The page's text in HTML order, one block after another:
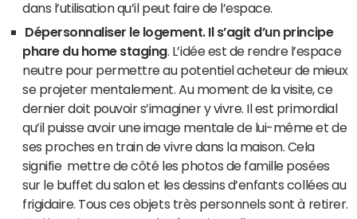
dans l’utilisation qu’il peut faire de l’espace.
Dépersonnaliser le logement. Il s’agit d’un principe
phare du home staging. L’idée est de rendre l’espace
neutre pour permettre au potentiel acheteur de mieux
se projeter mentalement. Au moment de la visite, ce
dernier doit pouvoir s’imaginer y vivre. Il est primordial
qu’il puisse avoir une image mentale de lui-même et de
ses proches en train de vivre dans la maison. Cela
signifie mettre de côté les photos de famille posées
sur le buffet du salon et les dessins d’enfants collées au
frigidaire. Tous ces objets très personnels sont à retirer.